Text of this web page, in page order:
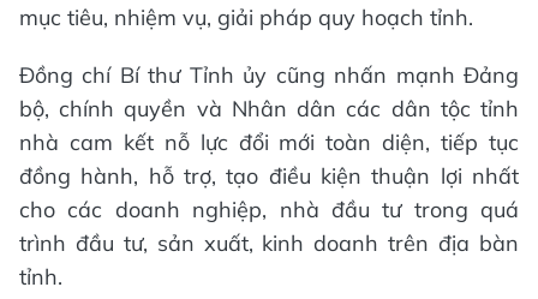
mục tiêu, nhiệm vụ, giải pháp quy hoạch tỉnh.
Đồng chí Bí thư Tỉnh ủy cũng nhấn mạnh Đảng
bộ, chính quyền và Nhân dân các dân tộc tỉnh
nhà cam kết nỗ lực đổi mới toàn diện, tiếp tục
đồng hành, hỗ trợ, tạo điều kiện thuận lợi nhất
cho các doanh nghiệp, nhà đầu tư trong quá
trình đầu tư, sản xuất, kinh doanh trên địa bàn
tỉnh.